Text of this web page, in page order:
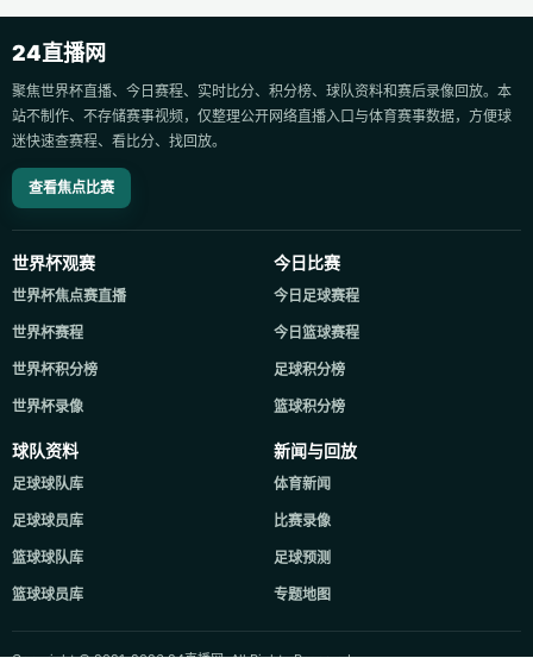
24直播网
聚焦世界杯直播、今日赛程、实时比分、积分榜、球队资料和赛后录像回放。本
站不制作、不存储赛事视频，仅整理公开网络直播入口与体育赛事数据，方便球
迷快速查赛程、看比分、找回放。
查看焦点比赛
世界杯观赛
世界杯焦点赛直播
世界杯赛程
世界杯积分榜
世界杯录像
今日比赛
今日足球赛程
今日篮球赛程
足球积分榜
篮球积分榜
球队资料
足球球队库
足球球员库
篮球球队库
篮球球员库
新闻与回放
体育新闻
比赛录像
足球预测
专题地图